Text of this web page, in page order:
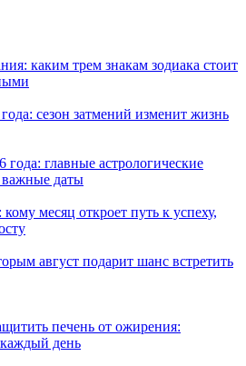
каким трем знакам зодиака стоит
сезон затмений изменит жизнь
года: главные астрологические
важные даты
месяц откроет путь к успеху,
август подарит шанс встретить
печень от ожирения:
день